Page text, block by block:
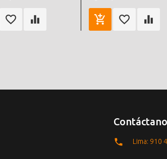
Lima: 910